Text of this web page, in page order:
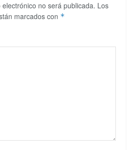
no será publicada. Los
marcados con *